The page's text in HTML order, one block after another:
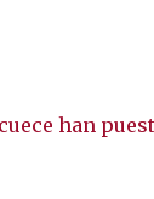
han